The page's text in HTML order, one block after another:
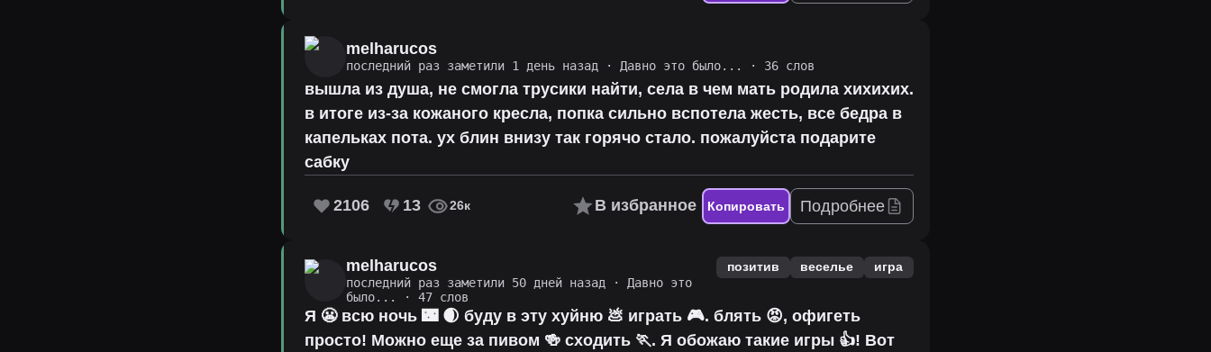
melharucos
последний раз заметили 1 день назад · Давно это было... · 36 слов
вышла из душа, не смогла трусики найти, села в чем мать родила хихихих.
в итоге из-за кожаного кресла, попка сильно вспотела жесть, все бедра в
капельках пота. ух блин внизу так горячо стало. пожалуйста подарите
сабку
2106 13 26к В избранное Копировать Подробнее
melharucos
последний раз заметили 50 дней назад ·
Давно это
было...
· 47 слов
позитив веселье игра
Я 😬 всю ночь 🌃 🌒 буду в эту хуйню 💩 играть 🎮. блять 😡, офигеть
просто! Можно еще за пивом 🍻 сходить 🏃. Я обожаю такие игры 👍! Вот